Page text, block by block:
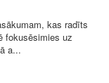
kas radīts
fokusēsimies uz
a...